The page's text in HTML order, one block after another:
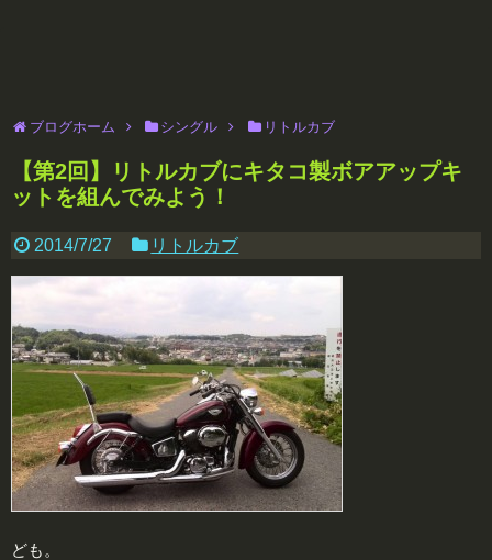
ブログホーム シングル リトルカブ
【第2回】リトルカブにキタコ製ボアアップキ
ットを組んでみよう！
2014/7/27 リトルカブ
ども。